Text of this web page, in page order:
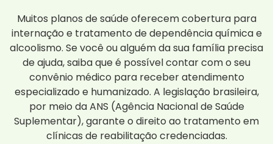
Muitos planos de saúde oferecem cobertura para
internação e tratamento de dependência química e
alcoolismo. Se você ou alguém da sua família precisa
de ajuda, saiba que é possível contar com o seu
convênio médico para receber atendimento
especializado e humanizado. A legislação brasileira,
por meio da ANS (Agência Nacional de Saúde
Suplementar), garante o direito ao tratamento em
clínicas de reabilitação credenciadas.